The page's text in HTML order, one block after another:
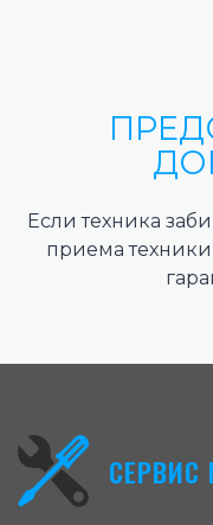
Если техника
приема
СЕРВИС